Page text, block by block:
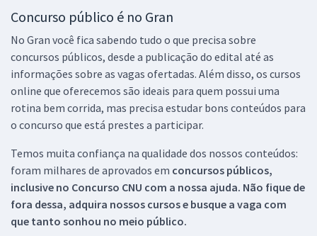
Concurso público é no Gran
No Gran você fica sabendo tudo o que precisa sobre
concursos públicos, desde a publicação do edital até as
informações sobre as vagas ofertadas. Além disso, os cursos
online que oferecemos são ideais para quem possui uma
rotina bem corrida, mas precisa estudar bons conteúdos para
o concurso que está prestes a participar.
Temos muita confiança na qualidade dos nossos conteúdos:
foram milhares de aprovados em concursos públicos,
inclusive no Concurso CNU com a nossa ajuda. Não fique de
fora dessa, adquira nossos cursos e busque a vaga com
que tanto sonhou no meio público.